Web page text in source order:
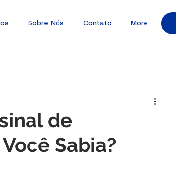
Sobre Nós Contato More
de
Sabia?